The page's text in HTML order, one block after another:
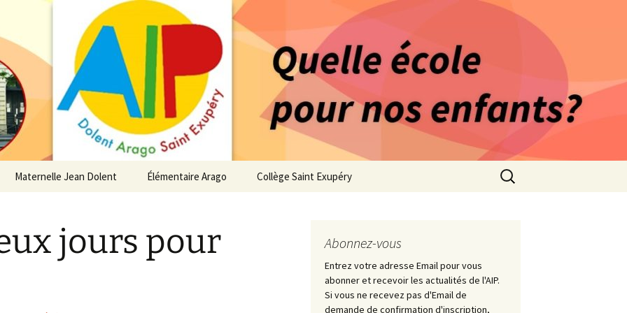
– Association Indépendante
d'élèves depuis 1981
des enfants du secteur scolaire Dolent-Arago-Saint Exupéry
l’AIP
Maternelle Jean Dolent
Infos pratiques
Maternelle
Élémentaire Arago
Infos pratiques
Élémentaire
Collège Saint Exupéry
Infos pratiques Collège
Rechercher :
jours pour
Abonnez-vous
Entrez votre adresse Email pour vous
abonner et recevoir les actualités de l'AIP.
Si vous ne recevez pas d'Email de
demande de confirmation d'inscription,